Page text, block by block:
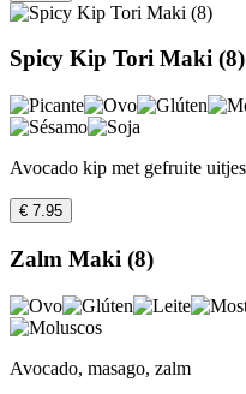
Spicy Kip Tori Maki (8)
Avocado kip met gefruite uitjes
€ 7.95
Zalm Maki (8)
Avocado, masago, zalm